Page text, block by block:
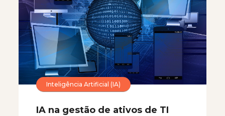
Inteligência Artificial (IA)
IA na gestão de ativos de TI